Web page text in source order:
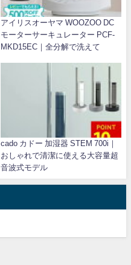
アイリスオーヤマ WOOZOO DC
モーターサーキュレーター PCF-
MKD15EC｜全分解で洗えて
cado カドー 加湿器 STEM 700i｜
おしゃれで清潔に使える大容量超
音波式モデル